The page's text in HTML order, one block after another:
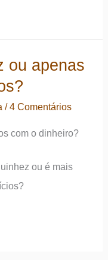
ou apenas
/4 Comentários
com o dinheiro?
ou é mais